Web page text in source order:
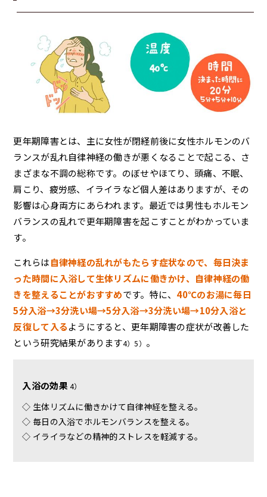
更年期障害とは、主に女性が閉経前後に女性ホルモンのバ
ランスが乱れ自律神経の働きが悪くなることで起こる、さ
まざまな不調の総称です。のぼせやほてり、頭痛、不眠、
肩こり、疲労感、イライラなど個人差はありますが、その
影響は心身両方にあらわれます。最近では男性もホルモン
バランスの乱れで更年期障害を起こすことがわかっていま
す。
これらは自律神経の乱れがもたらす症状なので、毎日決ま
った時間に入浴して生体リズムに働きかけ、自律神経の働
きを整えることがおすすめです。特に、 40℃のお湯に毎日
5分入浴→3分洗い場→5分入浴→3分洗い場→10分入浴と
反復して入るようにすると、更年期障害の症状が改善した
という研究結果があります4）5） 。
入浴の効果 4）
◇ 生体リズムに働きかけて自律神経を整える。
◇ 毎日の入浴でホルモンバランスを整える。
◇ イライラなどの精神的ストレスを軽減する。